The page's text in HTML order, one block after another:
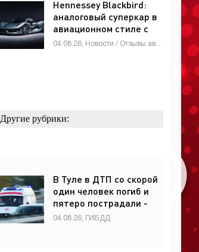
Hennessey Blackbird:
аналоговый суперкар в
авиационном стиле с
атмосферным V8 и МКП
Другие рубрики:
В Туле в ДТП со скорой
один человек погиб и
пятеро пострадали -
«ГИБДД»
04.08.26, ГИБДД